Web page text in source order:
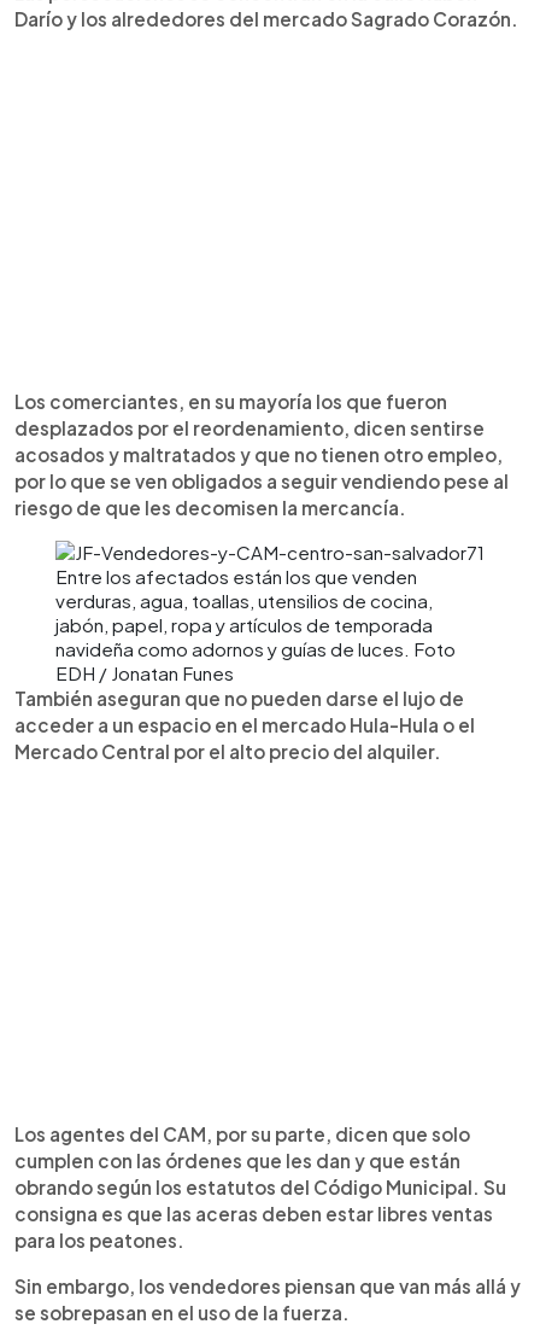
Darío y los alrededores del mercado Sagrado Corazón.
Los comerciantes, en su mayoría los que fueron
desplazados por el reordenamiento, dicen sentirse
acosados y maltratados y que no tienen otro empleo,
por lo que se ven obligados a seguir vendiendo pese al
riesgo de que les decomisen la mercancía.
Entre los afectados están los que venden
verduras, agua, toallas, utensilios de cocina,
jabón, papel, ropa y artículos de temporada
navideña como adornos y guías de luces. Foto
EDH / Jonatan Funes
También aseguran que no pueden darse el lujo de
acceder a un espacio en el mercado Hula-Hula o el
Mercado Central por el alto precio del alquiler.
Los agentes del CAM, por su parte, dicen que solo
cumplen con las órdenes que les dan y que están
obrando según los estatutos del Código Municipal. Su
consigna es que las aceras deben estar libres ventas
para los peatones.
Sin embargo, los vendedores piensan que van más allá y
se sobrepasan en el uso de la fuerza.